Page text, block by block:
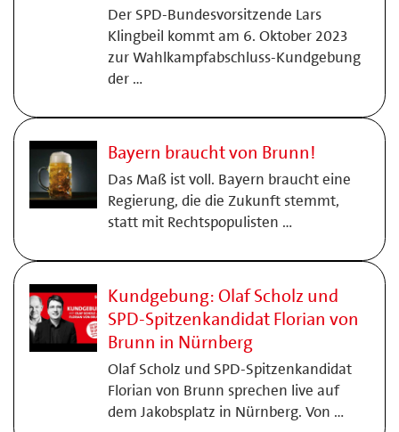
Der SPD-Bundesvorsitzende Lars
Klingbeil kommt am 6. Oktober 2023
zur Wahlkampfabschluss-Kundgebung
der …
Bayern braucht von Brunn!
Das Maß ist voll. Bayern braucht eine
Regierung, die die Zukunft stemmt,
statt mit Rechtspopulisten …
Kundgebung: Olaf Scholz und
SPD-Spitzenkandidat Florian von
Brunn in Nürnberg
Olaf Scholz und SPD-Spitzenkandidat
Florian von Brunn sprechen live auf
dem Jakobsplatz in Nürnberg. Von …